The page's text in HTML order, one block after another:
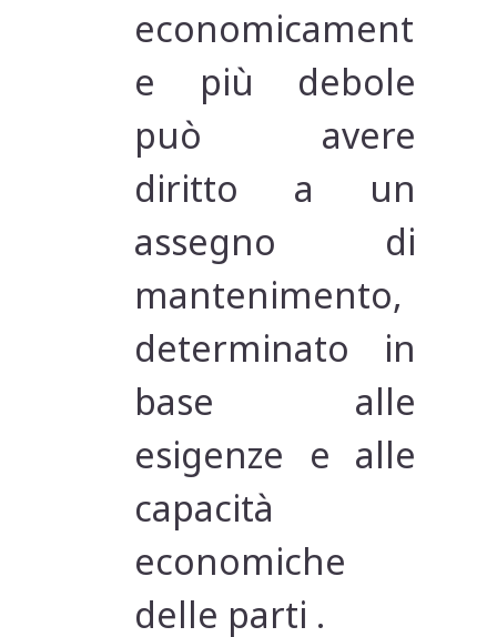
economicament
e più debole
può avere
diritto a un
assegno di
mantenimento,
determinato in
base alle
esigenze e alle
capacità
economiche
delle parti .